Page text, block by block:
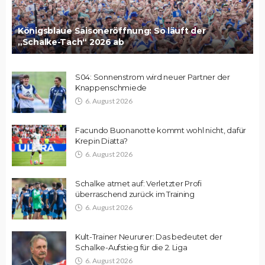
Königsblaue Saisoneröffnung: So läuft der
„Schalke-Tach“ 2026 ab
S04: Sonnenstrom wird neuer Partner der
Knappenschmiede
6. August 2026
Facundo Buonanotte kommt wohl nicht, dafür
Krepin Diatta?
6. August 2026
Schalke atmet auf: Verletzter Profi
überraschend zurück im Training
6. August 2026
Kult-Trainer Neururer: Das bedeutet der
Schalke-Aufstieg für die 2. Liga
6. August 2026